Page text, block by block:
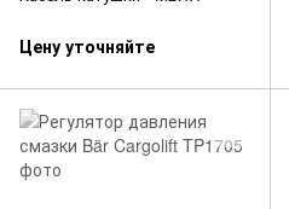
Цену уточняйте